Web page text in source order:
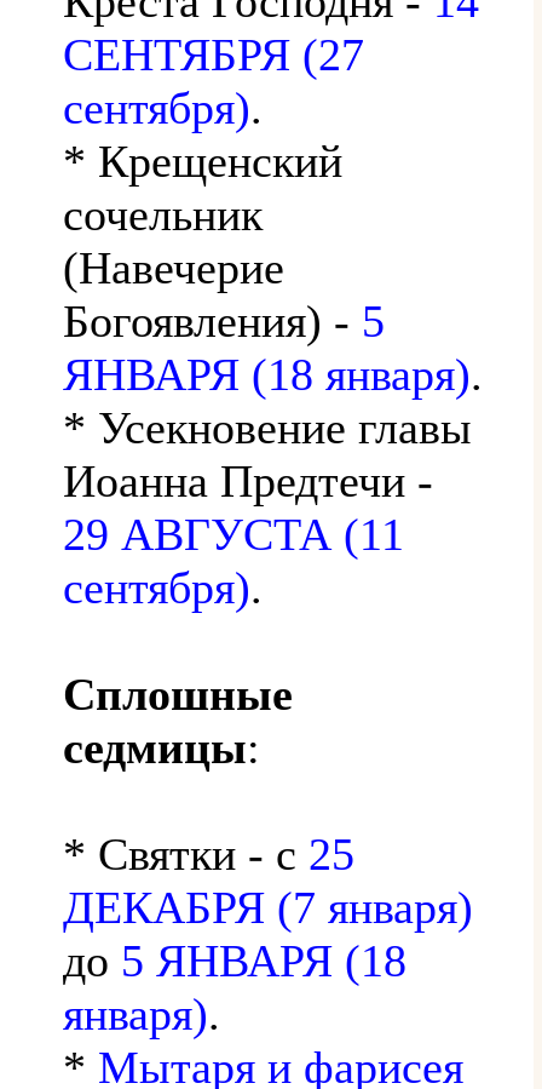
СЕНТЯБРЯ (27
сентября).
* Крещенский
сочельник
(Навечерие
Богоявления) - 5
ЯНВАРЯ (18 января).
* Усекновение главы
Иоанна Предтечи -
29 АВГУСТА (11
сентября).
Сплошные
седмицы:
* Святки - с 25
ДЕКАБРЯ (7 января)
до 5 ЯНВАРЯ (18
января).
* Мытаря и фарисея